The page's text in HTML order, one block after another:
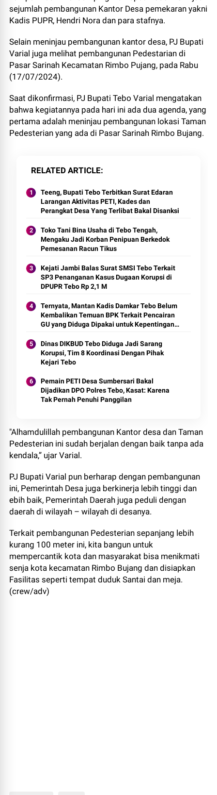
sejumlah pembangunan Kantor Desa pemekaran yakni
Kadis PUPR, Hendri Nora dan para stafnya.
Selain meninjau pembangunan kantor desa, PJ Bupati
Varial juga melihat pembangunan Pedestarian di
Pasar Sarinah Kecamatan Rimbo Pujang, pada Rabu
(17/07/2024).
Saat dikonfirmasi, PJ Bupati Tebo Varial mengatakan
bahwa kegiatannya pada hari ini ada dua agenda, yang
pertama adalah meninjau pembangunan lokasi Taman
Pedesterian yang ada di Pasar Sarinah Rimbo Bujang.
RELATED ARTICLE
Teeng, Bupati Tebo Terbitkan Surat Edaran
Larangan Aktivitas PETI, Kades dan
Perangkat Desa Yang Terlibat Bakal Disanksi
Toko Tani Bina Usaha di Tebo Tengah,
Mengaku Jadi Korban Penipuan Berkedok
Pemesanan Racun Tikus
Kejati Jambi Balas Surat SMSI Tebo Terkait
SP3 Penanganan Kasus Dugaan Korupsi di
DPUPR Tebo Rp 2,1 M
Ternyata, Mantan Kadis Damkar Tebo Belum
Kembalikan Temuan BPK Terkait Pencairan
GU yang Diduga Dipakai untuk Kepentingan
Dinas DIKBUD Tebo Diduga Jadi Sarang
Korupsi, Tim 8 Koordinasi Dengan Pihak
Kejari Tebo
Pemain PETI Desa Sumbersari Bakal
Dijadikan DPO Polres Tebo, Kasat: Karena
Tak Pernah Penuhi Panggilan
"Alhamdulillah pembangunan Kantor desa dan Taman
Pedesterian ini sudah berjalan dengan baik tanpa ada
kendala,” ujar Varial.
PJ Bupati Varial pun berharap dengan pembangunan
ini, Pemerintah Desa juga berkinerja lebih tinggi dan
ebih baik, Pemerintah Daerah juga peduli dengan
daerah di wilayah – wilayah di desanya.
Terkait pembangunan Pedesterian sepanjang lebih
kurang 100 meter ini, kita bangun untuk
mempercantik kota dan masyarakat bisa menikmati
senja kota kecamatan Rimbo Bujang dan disiapkan
Fasilitas seperti tempat duduk Santai dan meja.
(crew/adv)